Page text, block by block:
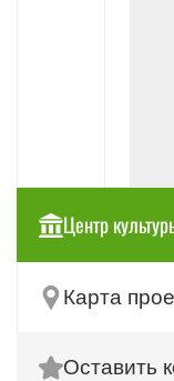
Центр
Карта
Оставить